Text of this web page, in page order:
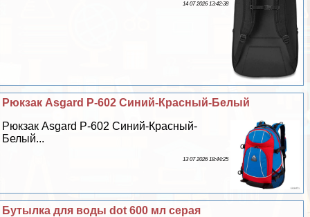
14 07 2026 13:42:38
Рюкзак Asgard Р-602 Синий-Красный-Белый
Рюкзак Asgard Р-602 Синий-Красный-
Белый...
13 07 2026 18:44:25
Бутылка для воды dot 600 мл серая